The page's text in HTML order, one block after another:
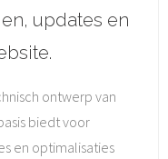
updates en
ontwerp van
biedt voor
en optimalisaties